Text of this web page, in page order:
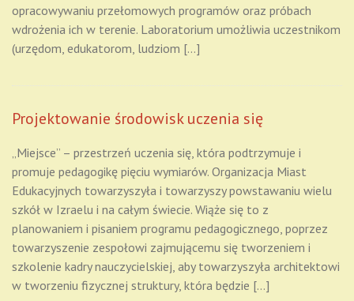
opracowywaniu przełomowych programów oraz próbach
wdrożenia ich w terenie. Laboratorium umożliwia uczestnikom
(urzędom, edukatorom, ludziom […]
Projektowanie środowisk uczenia się
„Miejsce” – przestrzeń uczenia się, która podtrzymuje i
promuje pedagogikę pięciu wymiarów. Organizacja Miast
Edukacyjnych towarzyszyła i towarzyszy powstawaniu wielu
szkół w Izraelu i na całym świecie. Wiąże się to z
planowaniem i pisaniem programu pedagogicznego, poprzez
towarzyszenie zespołowi zajmującemu się tworzeniem i
szkolenie kadry nauczycielskiej, aby towarzyszyła architektowi
w tworzeniu fizycznej struktury, która będzie […]